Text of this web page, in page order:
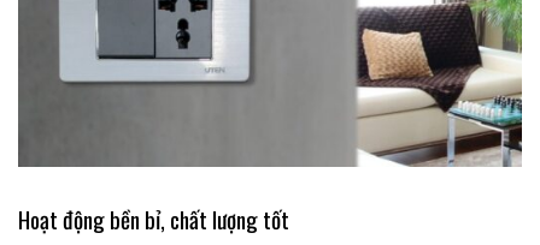
Hoạt động bền bỉ, chất lượng tốt